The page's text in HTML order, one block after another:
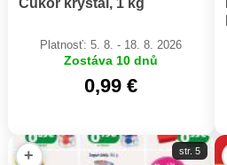
Platnosť: 5. 8. - 18. 8. 2026
Zostáva 10 dnů
0,99 €
+ str. 5